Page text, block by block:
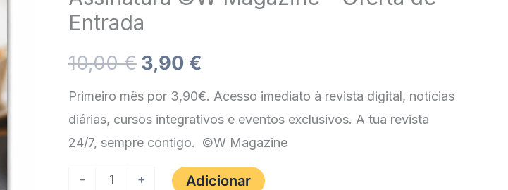
Entrada
10,00€ O
preço
original
era:
3,90 €
preço
atual
é:
Primeiro mês por 3,90€. Acesso imediato à revista digital, notícias
diárias, cursos integrativos e eventos exclusivos. A tua revista
24/7, sempre contigo. ©W Magazine
-
Quantidade
+ Adicionar